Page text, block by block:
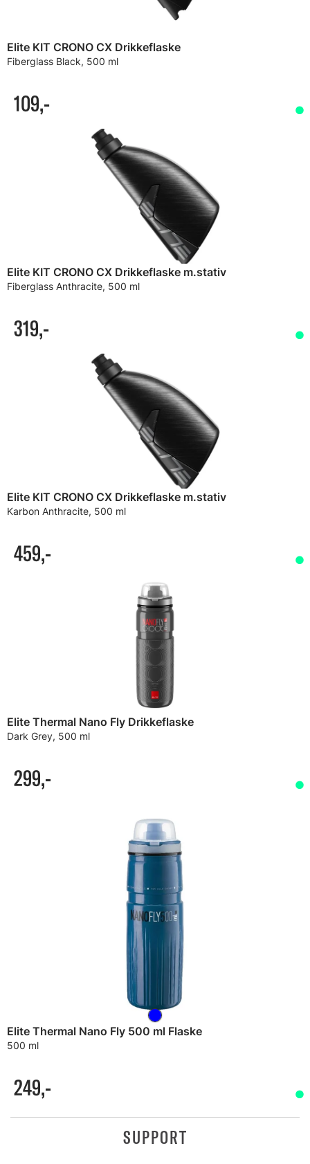
Elite KIT CRONO CX Drikkeflaske
Fiberglass Black, 500 ml
109,-
Elite KIT CRONO CX Drikkeflaske m.stativ
Fiberglass Anthracite, 500 ml
319,-
Elite KIT CRONO CX Drikkeflaske m.stativ
Karbon Anthracite, 500 ml
459,-
Elite Thermal Nano Fly Drikkeflaske
Dark Grey, 500 ml
299,-
Elite Thermal Nano Fly 500 ml Flaske
500 ml
249,-
SUPPORT